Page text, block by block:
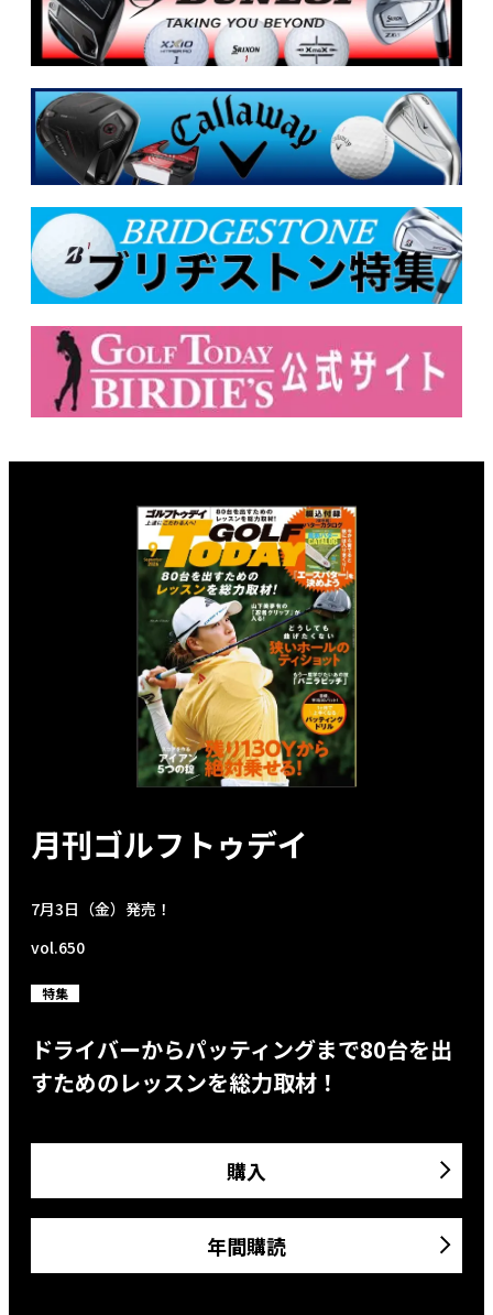
月刊ゴルフトゥデイ
7月3日（金）発売！
vol.650
特集
ドライバーからパッティングまで80台を出
すためのレッスンを総力取材！
購入
年間購読